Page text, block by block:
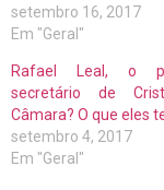
setembro 16, 2017
Em "Geral"
Rafael Leal, o
secretário de
Câmara? O que eles
setembro 4, 2017
Em "Geral"